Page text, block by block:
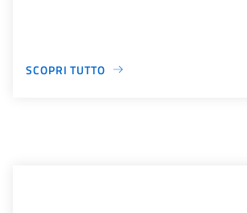
SCOPRI TUTTO